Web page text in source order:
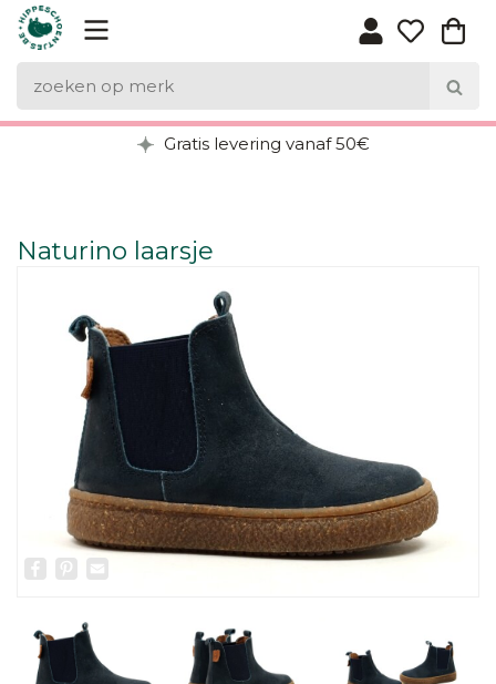
Gratis levering vanaf 50€
Naturino laarsje
Facebook
Pinterest